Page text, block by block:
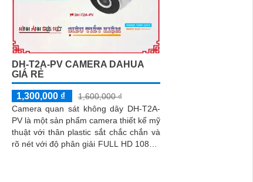
DH-T2A-PV CAMERA DAHUA
GIÁ RẺ
1,300,000 ₫
1,600,000 ₫
Camera quan sát không dây DH-T2A-
PV là một sản phẩm camera thiết kế mỹ
thuật với thân plastic sắt chắc chắn và
rõ nét với độ phân giải FULL HD 1080P.